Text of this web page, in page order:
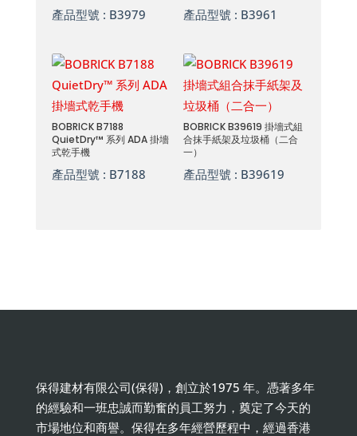
產品型號 : B3979 產品型號 : B3961
BOBRICK B7188
QuietDry™ 系列 ADA 掛墻
式乾手機
產品型號 : B7188
BOBRICK B39619 掛墻式組
合抹手紙架及垃圾桶（二合
一）
產品型號 : B39619
保得建材有限公司(保得)，創立於1975 年。憑著多年
的經驗和一班忠誠而勤奮的員工努力，奠定了今天的
市場地位和商譽。保得在多年經營歷程中，經過香港